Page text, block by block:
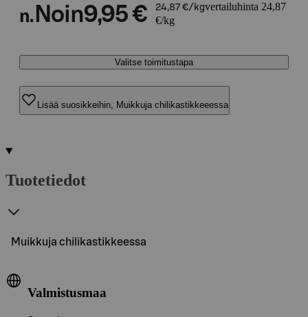
n. Noin9,95 € 24,87 €/kgvertailuhinta 24,87
€/kg
Valitse toimitustapa
Lisää suosikkeihin, Muikkuja chilikastikkeeessa
Tuotetiedot
Muikkuja chilikastikkeessa
Valmistusmaa